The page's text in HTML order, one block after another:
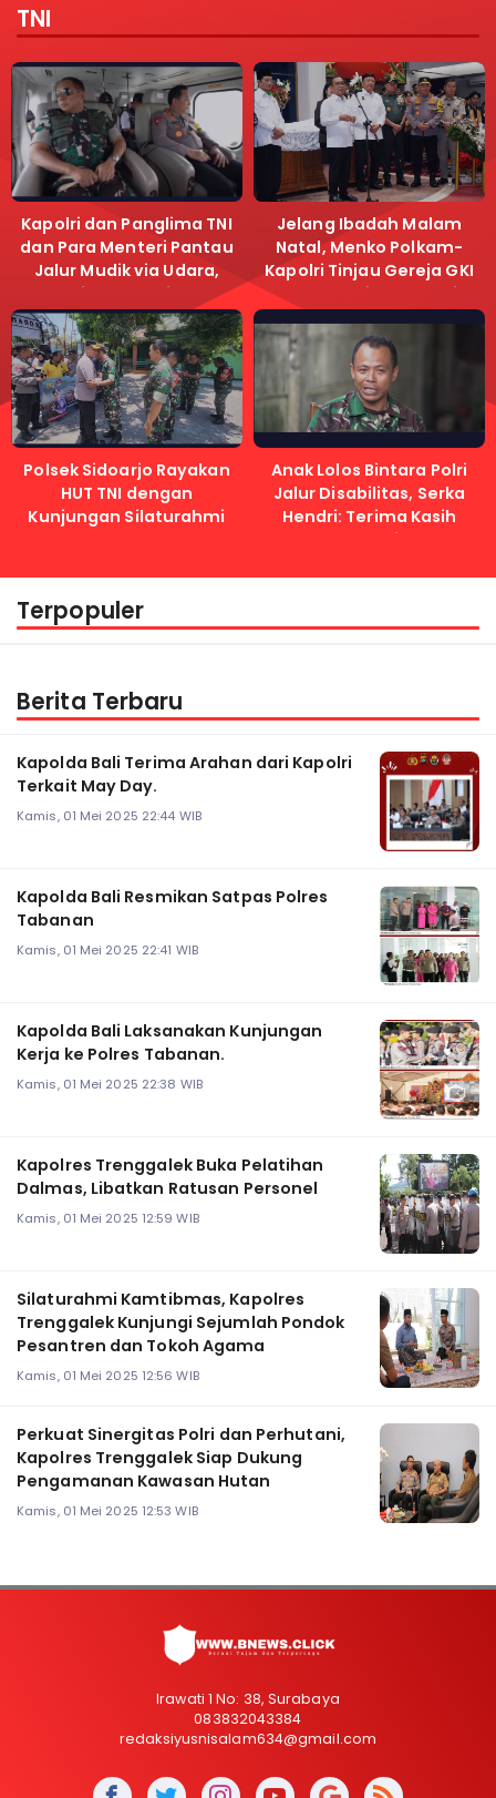
TNI
Kapolri dan Panglima TNI
dan Para Menteri Pantau
Jalur Mudik via Udara,
Pastikan Lalu Lintas
Lancar
Jelang Ibadah Malam
Natal, Menko Polkam-
Kapolri Tinjau Gereja GKI
Samanhudi dan Gereja
Immanuel
Polsek Sidoarjo Rayakan
HUT TNI dengan
Kunjungan Silaturahmi
Anak Lolos Bintara Polri
Jalur Disabilitas, Serka
Hendri: Terima Kasih
Kapolri
Terpopuler
Berita Terbaru
Kapolda Bali Terima Arahan dari Kapolri
Terkait May Day.
Kamis, 01 Mei 2025 22:44 WIB
Kapolda Bali Resmikan Satpas Polres
Tabanan
Kamis, 01 Mei 2025 22:41 WIB
Kapolda Bali Laksanakan Kunjungan
Kerja ke Polres Tabanan.
Kamis, 01 Mei 2025 22:38 WIB
Kapolres Trenggalek Buka Pelatihan
Dalmas, Libatkan Ratusan Personel
Kamis, 01 Mei 2025 12:59 WIB
Silaturahmi Kamtibmas, Kapolres
Trenggalek Kunjungi Sejumlah Pondok
Pesantren dan Tokoh Agama
Kamis, 01 Mei 2025 12:56 WIB
Perkuat Sinergitas Polri dan Perhutani,
Kapolres Trenggalek Siap Dukung
Pengamanan Kawasan Hutan
Kamis, 01 Mei 2025 12:53 WIB
Irawati 1 No: 38, Surabaya
083832043384
redaksiyusnisalam634@gmail.com